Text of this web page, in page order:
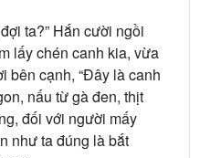
ta?” Hắn cười ngồi
lấy chén canh kia, vừa
bên cạnh, “Đây là canh
nấu từ gà đen, thịt
đối với người mấy
như ta đúng là bắt